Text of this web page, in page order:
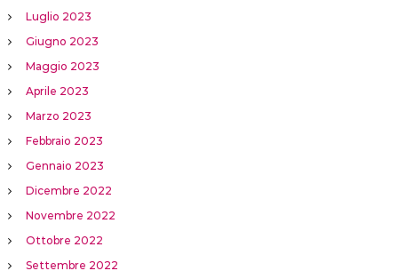
Luglio 2023
Giugno 2023
Maggio 2023
Aprile 2023
Marzo 2023
Febbraio 2023
Gennaio 2023
Dicembre 2022
Novembre 2022
Ottobre 2022
Settembre 2022